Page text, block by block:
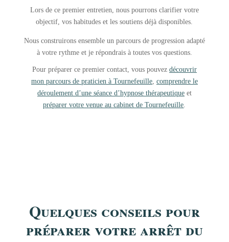
Lors de ce premier entretien, nous pourrons clarifier votre
objectif, vos habitudes et les soutiens déjà disponibles.
Nous construirons ensemble un parcours de progression adapté
à votre rythme et je répondrais à toutes vos questions.
Pour préparer ce premier contact, vous pouvez découvrir
mon parcours de praticien à Tournefeuille, comprendre le
déroulement d’une séance d’hypnose thérapeutiqueet
préparer votre venue au cabinet de Tournefeuille.
Quelques conseils pour
préparer votre arrêt du